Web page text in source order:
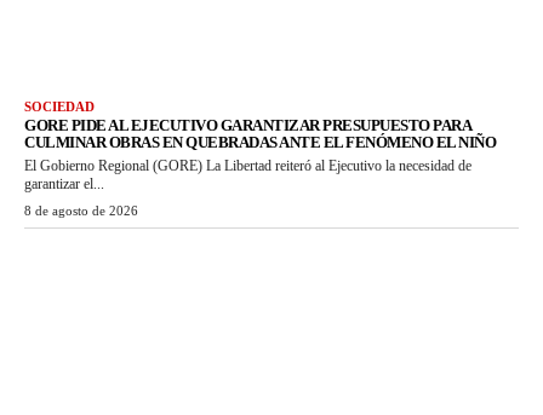
SOCIEDAD
GORE PIDE AL EJECUTIVO GARANTIZAR PRESUPUESTO PARA
CULMINAR OBRAS EN QUEBRADAS ANTE EL FENÓMENO EL NIÑO
El Gobierno Regional (GORE) La Libertad reiteró al Ejecutivo la necesidad de
garantizar el...
8 de agosto de 2026